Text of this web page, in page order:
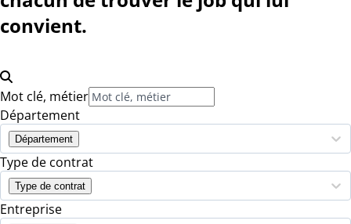
convient.
Mot clé, métier
Département
Département
Type de contrat
Type de contrat
Entreprise